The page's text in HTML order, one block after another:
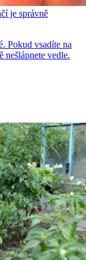
je správně
Pokud vsadíte na
nešlápnete vedle.